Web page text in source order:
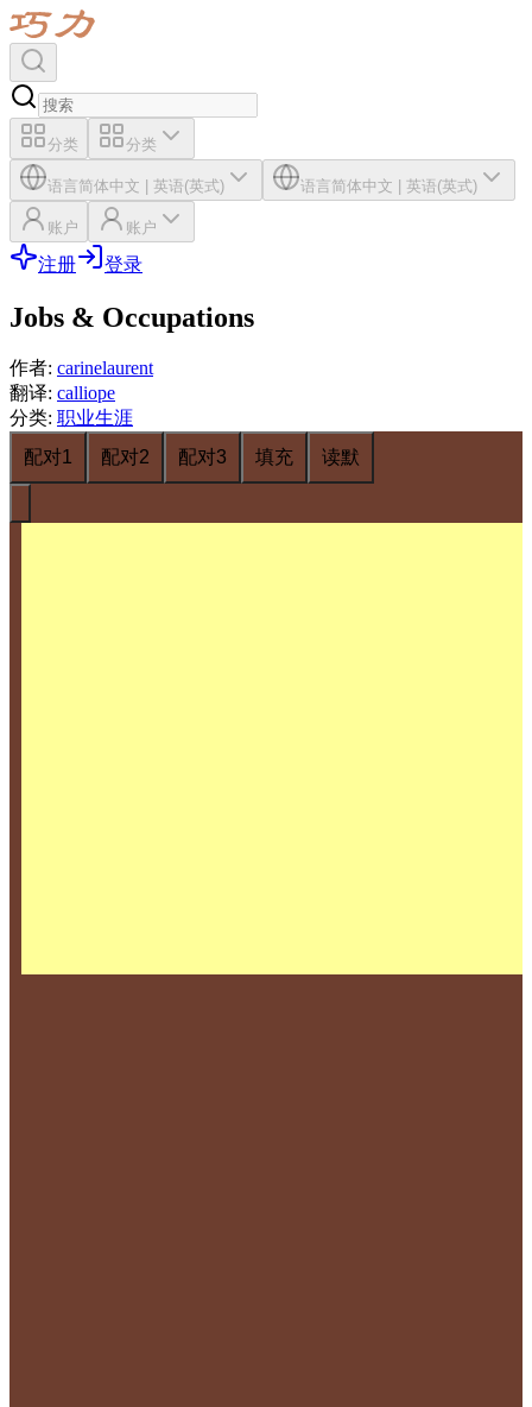
分类 分类
语言简体中文 | 英语(英式) 语言简体中文 | 英语(英式)
账户 账户
注册 登录
Jobs & Occupations
作者: carinelaurent
翻译: calliope
分类: 职业生涯
配对1
配对2 配对3 填充 读默